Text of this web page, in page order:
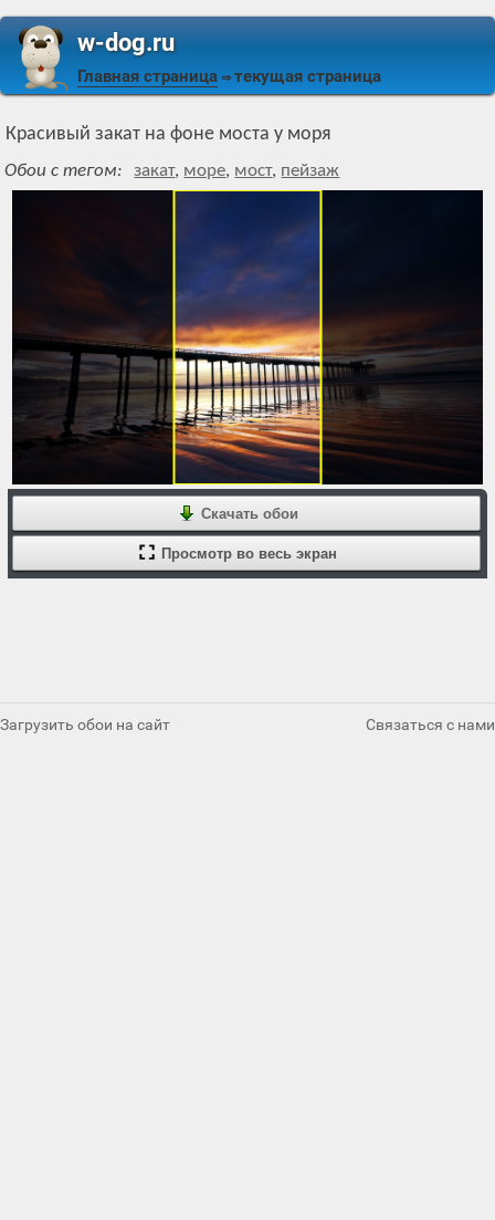
w-dog.ru
Главная страница ⇒ текущая страница
Красивый закат на фоне моста у моря
Обои с тегом: закат, море, мост, пейзаж
Скачать обои
Просмотр во весь экран
Загрузить обои на сайт Связаться с нами